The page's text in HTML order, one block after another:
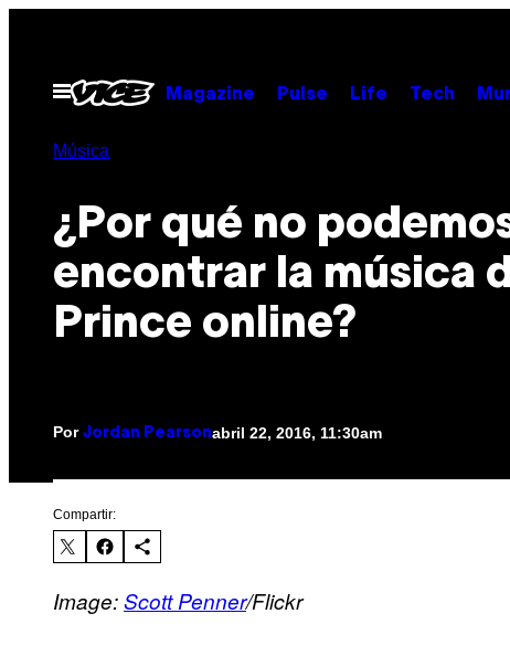
contenido
Abrir
Menú
Magazine Pulse Life Tech
Música
¿Por qué no
encontrar la música
Prince online?
Por Jordan Pearsonabril 22, 2016, 11:30am
Compartir:
Image:Scott Penner/Flickr